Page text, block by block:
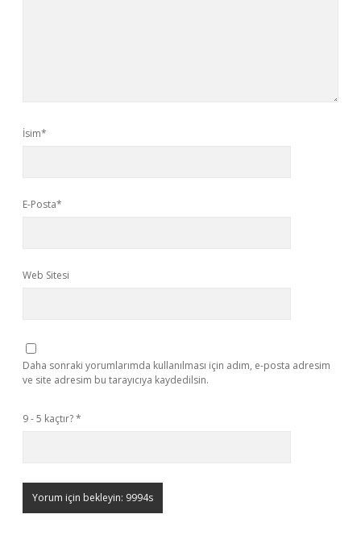
İsim*
E-Posta*
Web Sitesi
Daha sonraki yorumlarımda kullanılması için adım, e-posta adresim
ve site adresim bu tarayıcıya kaydedilsin.
9 - 5 kaçtır?*